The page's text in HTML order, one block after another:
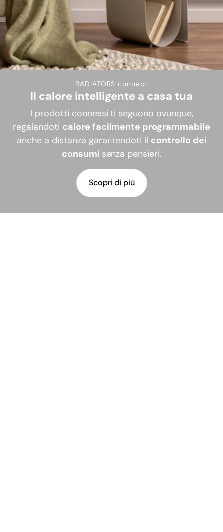
RADIATORS connect
Il calore intelligente a casa tua
I prodotti connessi ti seguono ovunque,
regalandoti calore facilmente programmabile
anche a distanza garantendoti il controllo dei
consumi senza pensieri.
Scopri di più